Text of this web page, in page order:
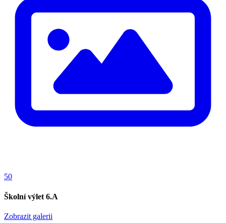
50
Školní výlet 6.A
Zobrazit galerii